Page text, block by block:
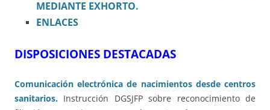
MEDIANTE EXHORTO.
ENLACES
DISPOSICIONES DESTACADAS
Comunicación electrónica de nacimientos desde centros
sanitarios. Instrucción DGSJFP sobre reconocimiento de